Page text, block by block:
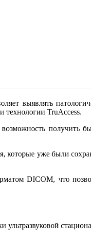
выявлять
технологии TruAccess.
возможность получить
которые уже были
DICOM, что